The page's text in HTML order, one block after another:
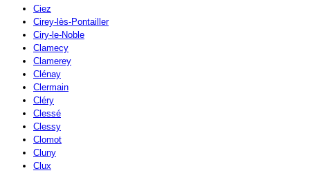
Ciez
Cirey-lès-Pontailler
Ciry-le-Noble
Clamecy
Clamerey
Clénay
Clermain
Cléry
Clessé
Clessy
Clomot
Cluny
Clux